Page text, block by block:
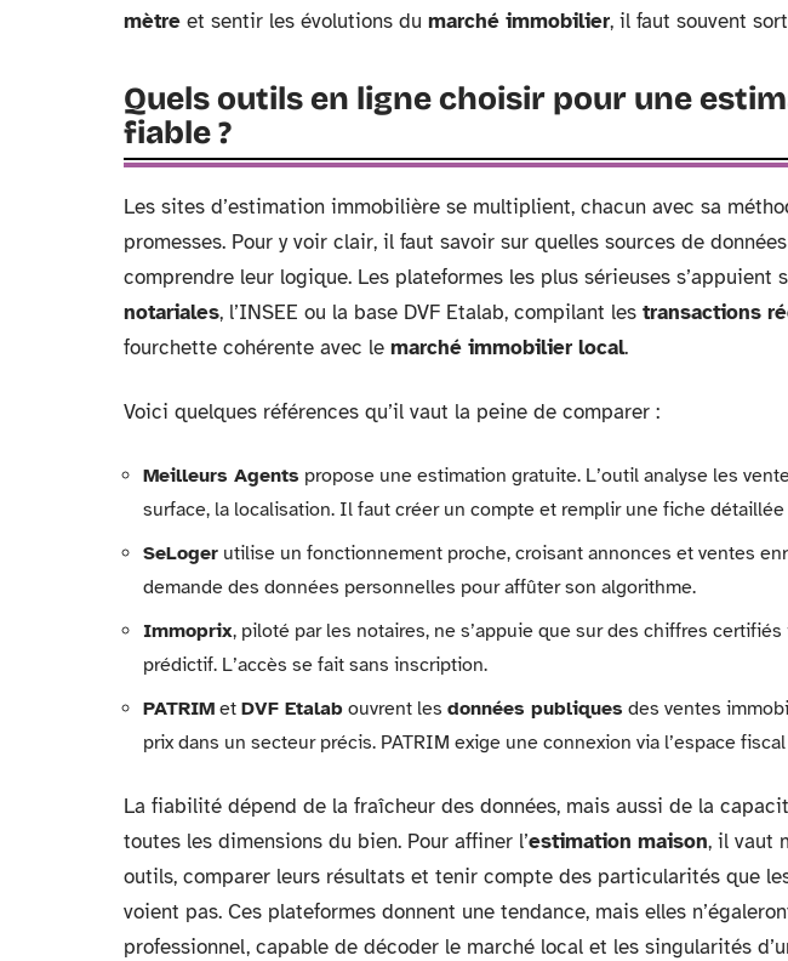
mètre et sentir les évolutions du marché immobilier, il faut souvent
Quels outils en ligne choisir pour une
fiable ?
Les sites d’estimation immobilière se multiplient, chacun avec sa
promesses. Pour y voir clair, il faut savoir sur quelles sources de
comprendre leur logique. Les plateformes les plus sérieuses s’appuient
notariales, l’INSEE ou la base DVF Etalab, compilant les transactions
fourchette cohérente avec le marché immobilier local.
Voici quelques références qu’il vaut la peine de comparer :
Meilleurs Agents propose une estimation gratuite. L’outil analyse les
surface, la localisation. Il faut créer un compte et remplir une fiche
SeLoger utilise un fonctionnement proche, croisant annonces et ventes
demande des données personnelles pour affûter son algorithme.
Immoprix, piloté par les notaires, ne s’appuie que sur des chiffres
prédictif. L’accès se fait sans inscription.
PATRIM et DVF Etalab ouvrent les données publiques des ventes
prix dans un secteur précis. PATRIM exige une connexion via l’espace
La fiabilité dépend de la fraîcheur des données, mais aussi de la
toutes les dimensions du bien. Pour affiner l’estimation maison, il vaut
outils, comparer leurs résultats et tenir compte des particularités que
voient pas. Ces plateformes donnent une tendance, mais elles
professionnel, capable de décoder le marché local et les singularités